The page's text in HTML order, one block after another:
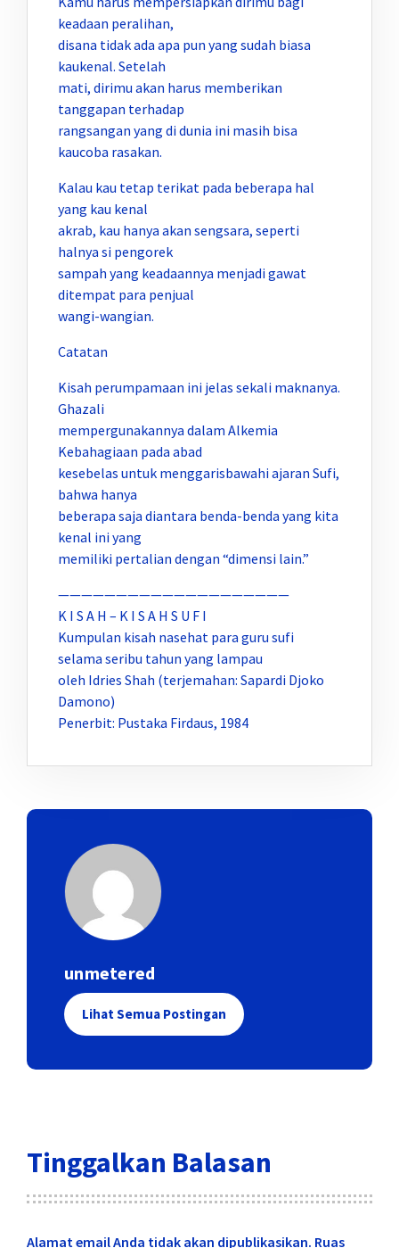
keadaan peralihan,
disana tidak ada apa pun yang sudah biasa
kaukenal. Setelah
mati, dirimu akan harus memberikan
tanggapan terhadap
rangsangan yang di dunia ini masih bisa
kaucoba rasakan.
Kalau kau tetap terikat pada beberapa hal
yang kau kenal
akrab, kau hanya akan sengsara, seperti
halnya si pengorek
sampah yang keadaannya menjadi gawat
ditempat para penjual
wangi-wangian.
Catatan
Kisah perumpamaan ini jelas sekali maknanya.
Ghazali
mempergunakannya dalam Alkemia
Kebahagiaan pada abad
kesebelas untuk menggarisbawahi ajaran Sufi,
bahwa hanya
beberapa saja diantara benda-benda yang kita
kenal ini yang
memiliki pertalian dengan “dimensi lain.”
————————————————————
K I S A H – K I S A H S U F I
Kumpulan kisah nasehat para guru sufi
selama seribu tahun yang lampau
oleh Idries Shah (terjemahan: Sapardi Djoko
Damono)
Penerbit: Pustaka Firdaus, 1984
unmetered
Lihat Semua Postingan
Tinggalkan Balasan
Alamat email Anda tidak akan dipublikasikan. Ruas